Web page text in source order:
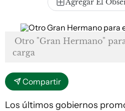
Agregar El
Otro "Gran Hermano"
carga
Compartir
Los últimos gobiernos